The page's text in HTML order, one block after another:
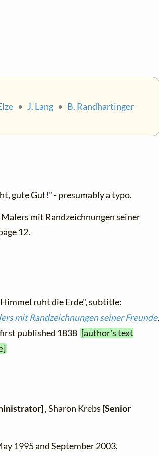
• J. Lang • B. Randhartinger
gute Gut!" - presumably a typo.
Malers mit Randzeichnungen seiner
12.
ruht die Erde", subtitle:
mit Randzeichnungen seiner Freunde,
published 1838 [author's text
, Sharon Krebs [Senior
1995 and September 2003.